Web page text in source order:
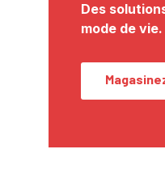
Des
mode de vie.